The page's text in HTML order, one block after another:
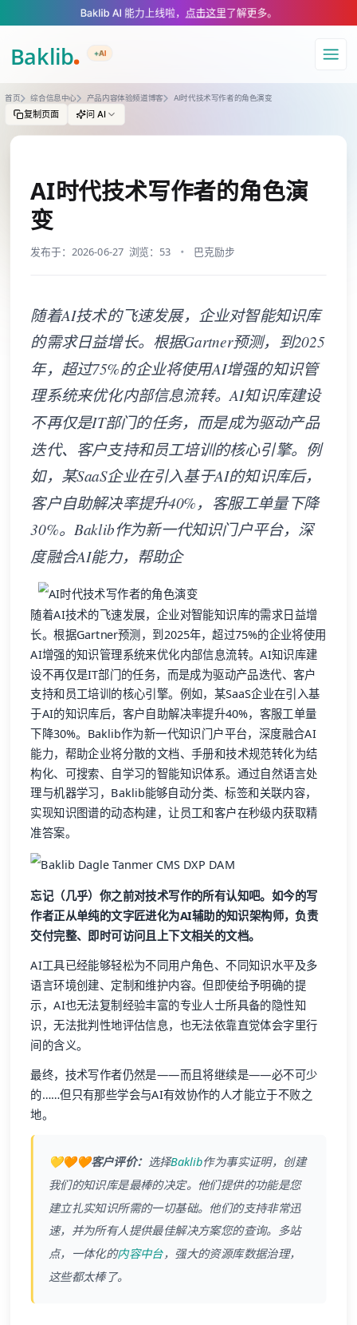
A Markdown version of this page is available at https://
Baklib AI 能力上线啦， 点击这里了解更多。
+AI
导航
首页 综合信息中心 产品内容体验频道博客 AI时代技术写作者的角色演变
复制页面 问 AI
AI时代技术写作者的角色演
变
发布于：2026-06-27 浏览：53 巴克励步
随着AI技术的飞速发展，企业对智能知识库
的需求日益增长。根据Gartner预测，到2025
年，超过75%的企业将使用AI增强的知识管
理系统来优化内部信息流转。AI知识库建设
不再仅是IT部门的任务，而是成为驱动产品
迭代、客户支持和员工培训的核心引擎。例
如，某SaaS企业在引入基于AI的知识库后，
客户自助解决率提升40%，客服工单量下降
30%。Baklib作为新一代知识门户平台，深
度融合AI能力，帮助企
随着AI技术的飞速发展，企业对智能知识库的需求日益增
长。根据Gartner预测，到2025年，超过75%的企业将使用
AI增强的知识管理系统来优化内部信息流转。AI知识库建
设不再仅是IT部门的任务，而是成为驱动产品迭代、客户
支持和员工培训的核心引擎。例如，某SaaS企业在引入基
于AI的知识库后，客户自助解决率提升40%，客服工单量
下降30%。Baklib作为新一代知识门户平台，深度融合AI
能力，帮助企业将分散的文档、手册和技术规范转化为结
构化、可搜索、自学习的智能知识体系。通过自然语言处
理与机器学习，Baklib能够自动分类、标签和关联内容，
实现知识图谱的动态构建，让员工和客户在秒级内获取精
准答案。
忘记（几乎）你之前对技术写作的所有认知吧。如今的写
作者正从单纯的文字匠进化为AI辅助的知识架构师，负责
交付完整、即时可访问且上下文相关的文档。
AI工具已经能够轻松为不同用户角色、不同知识水平及多
语言环境创建、定制和维护内容。但即使给予明确的提
示，AI也无法复制经验丰富的专业人士所具备的隐性知
识，无法批判性地评估信息，也无法依靠直觉体会字里行
间的含义。
最终，技术写作者仍然是——而且将继续是——必不可少
的……但只有那些学会与AI有效协作的人才能立于不败之
地。
💛🧡🧡客户评价： 选择Baklib作为事实证明，创建
我们的知识库是最棒的决定。他们提供的功能是您
建立扎实知识所需的一切基础。他们的支持非常迅
速，并为所有人提供最佳解决方案您的查询。多站
点，一体化的内容中台，强大的资源库数据治理，
这些都太棒了。